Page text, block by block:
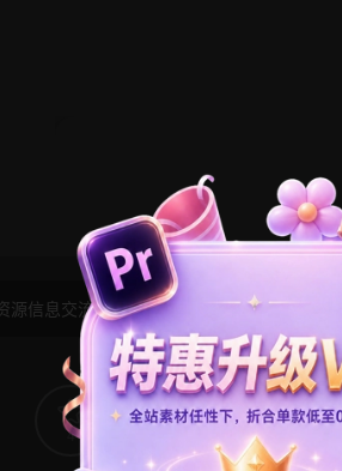
信息交流学习， 版权说明 点此了解！
4